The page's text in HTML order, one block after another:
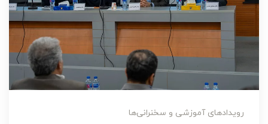
رویدادهای آموزشی و سخنرانی‌ها